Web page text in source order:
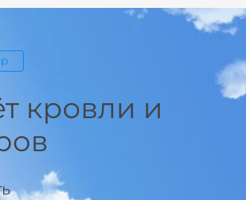
кровли и